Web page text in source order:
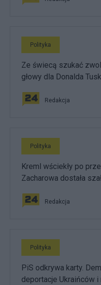
Polityka
Ze świecą szukać
głowy dla Donalda
Redakcja
Polityka
Kreml wściekły po
Zacharowa dostała
Redakcja
Polityka
PiS odkrywa karty.
deportacje Ukraińców